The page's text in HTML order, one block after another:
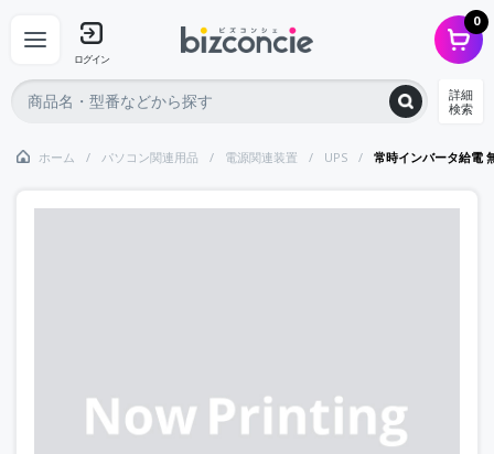
ログイン
0
詳細
検索
ホーム パソコン関連用品 電源関連装置 UPS 常時インバータ給電